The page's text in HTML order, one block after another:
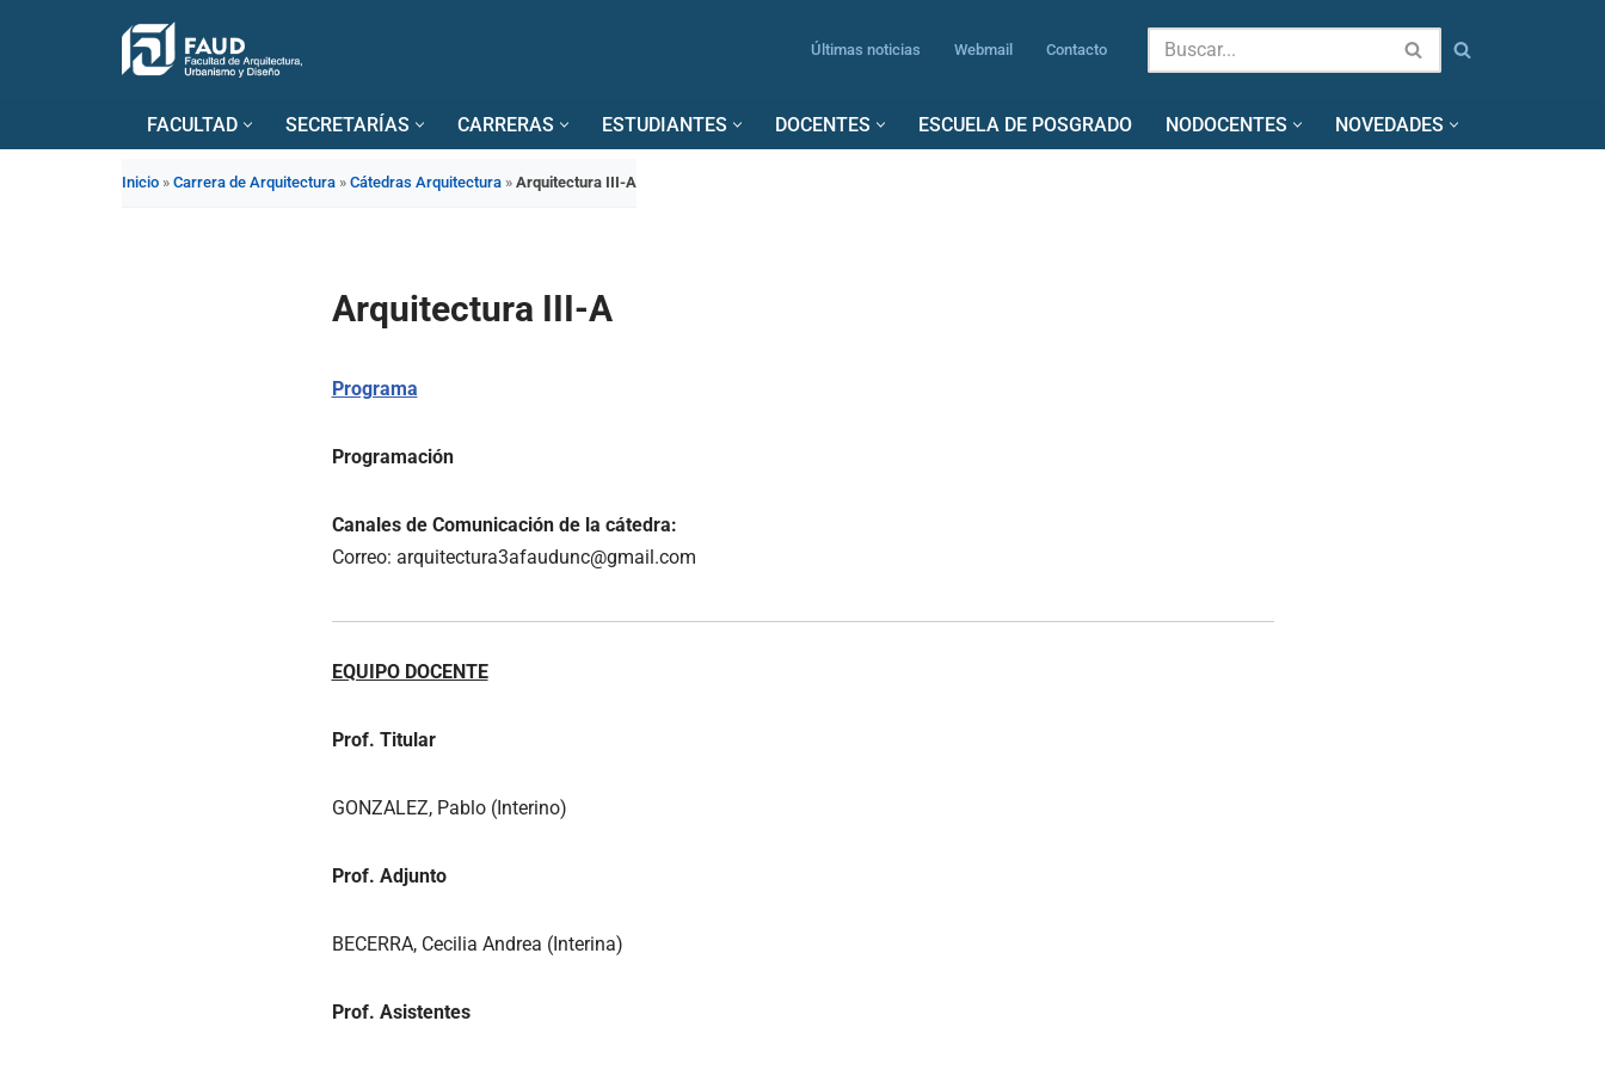
Últimas noticias Webmail Contacto
FACULTAD SECRETARÍAS CARRERAS ESTUDIANTES DOCENTES ESCUELA DE POSGRADO NODOCENTES NOVEDADES
Inicio » Carrera de Arquitectura » Cátedras Arquitectura » Arquitectura III-A
Arquitectura III-A
Programa
Programación
Canales de Comunicación de la cátedra:
Correo: arquitectura3afaudunc@gmail.com
EQUIPO DOCENTE
Prof. Titular
GONZALEZ, Pablo (Interino)
Prof. Adjunto
BECERRA, Cecilia Andrea (Interina)
Prof. Asistentes